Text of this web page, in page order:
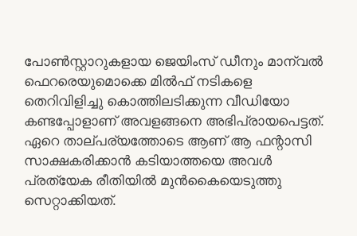
പോൺസ്റ്റാറുകളായ ജെയിംസ് ഡീനും മാന്വൽ
ഫെറരെയുമൊക്കെ മിൽഫ് നടികളെ
തെറിവിളിച്ചു കൊത്തിലടിക്കുന്ന വീഡിയോ
കണ്ടപ്പോളാണ് അവളങ്ങനെ അഭിപ്രായപെട്ടത്.
ഏറെ താല്പര്യത്തോടെ ആണ് ആ ഫന്റാസി
സാക്ഷകരിക്കാൻ കടിയാത്തയെ അവൾ
പ്രത്യേക രീതിയിൽ മുൻകൈയെടുത്തു
സെറ്റാക്കിയത്.